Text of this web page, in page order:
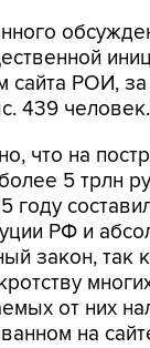
сайта РОИ,
439 человек.
что на
5 трлн
РФ и
закон, так
от них
на